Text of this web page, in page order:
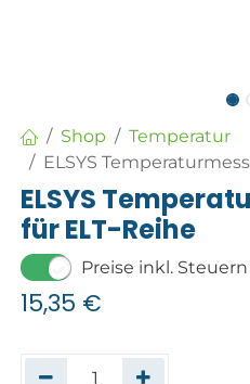
Shop
Temperatur
ELSYS
ELSYS
für ELT-Reihe
Preise inkl.
15,35 €